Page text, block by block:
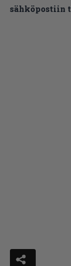
sähköpostiin